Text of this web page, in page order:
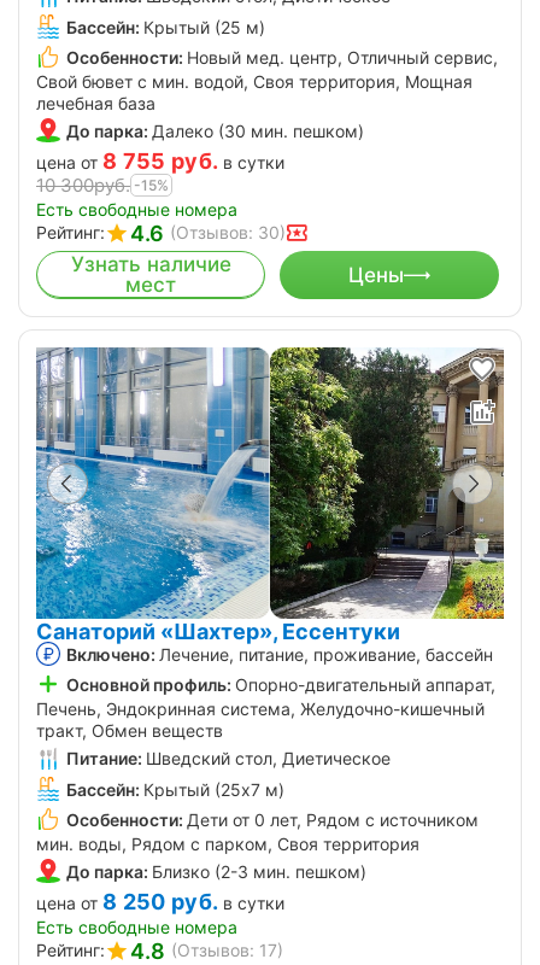
Бассейн: Крытый (25 м)
Особенности: Новый мед. центр, Отличный сервис,
Свой бювет с мин. водой, Своя территория, Мощная
лечебная база
До парка: Далеко (30 мин. пешком)
цена от 8 755 руб. в сутки
10 300руб. -15%
Есть свободные номера
Рейтинг:
4.6 (Отзывов: 30)
Узнать наличие
мест
Цены
Санаторий «Шахтер», Ессентуки
Включено: Лечение, питание, проживание, бассейн
Основной профиль: Опорно-двигательный аппарат,
Печень, Эндокринная система, Желудочно-кишечный
тракт, Обмен веществ
Питание: Шведский стол, Диетическое
Бассейн: Крытый (25х7 м)
Особенности: Дети от 0 лет, Рядом с источником
мин. воды, Рядом с парком, Своя территория
До парка: Близко (2-3 мин. пешком)
цена от 8 250 руб. в сутки
Есть свободные номера
Рейтинг:
4.8 (Отзывов: 17)